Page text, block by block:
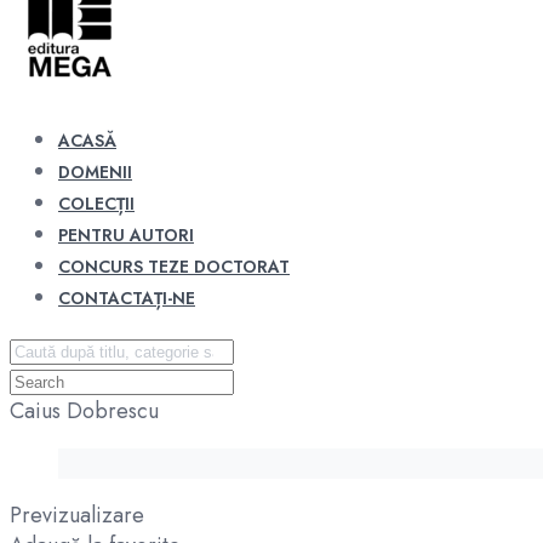
ACASĂ
DOMENII
COLECȚII
PENTRU AUTORI
CONCURS TEZE DOCTORAT
CONTACTAȚI-NE
Caius Dobrescu
Previzualizare